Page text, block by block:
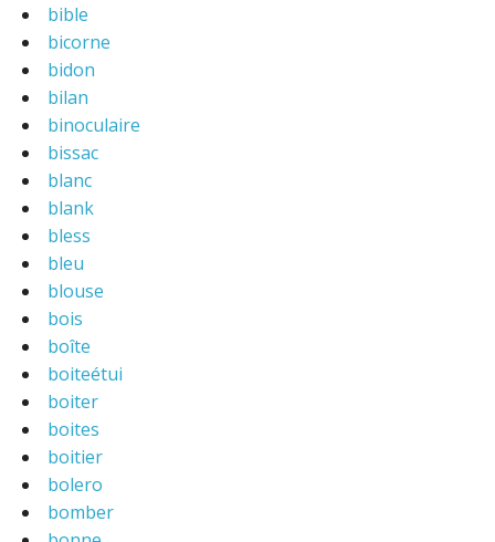
bible
bicorne
bidon
bilan
binoculaire
bissac
blanc
blank
bless
bleu
blouse
bois
boîte
boiteétui
boiter
boites
boitier
bolero
bomber